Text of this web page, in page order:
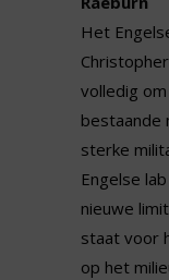
Het
volledig om
bestaande
sterke
Engelse
nieuwe
staat voor
op het